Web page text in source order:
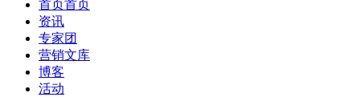
首页首页
资讯
专家团
营销文库
博客
活动